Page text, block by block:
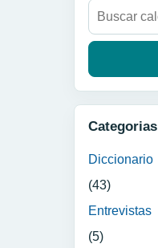
Buscar:
Categorias
Diccionario
(43)
Entrevistas
(5)